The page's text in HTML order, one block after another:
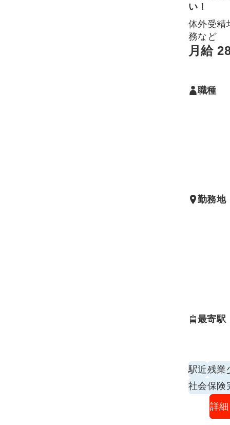
い！
体外受精
務など
月給
職種
勤務地
最寄駅
駅近残業
社会保険
詳